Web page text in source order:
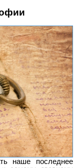
наше последнее